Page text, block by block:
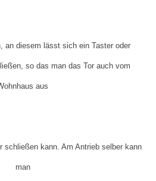
an diesem lässt sich ein Taster oder
so das man das Tor auch vom
aus
schließen kann. Am Antrieb selber kann
man